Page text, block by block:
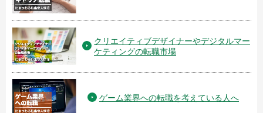
クリエイティブデザイナーやデジタルマー
ケティングの転職市場
ゲーム業界への転職を考えている人へ